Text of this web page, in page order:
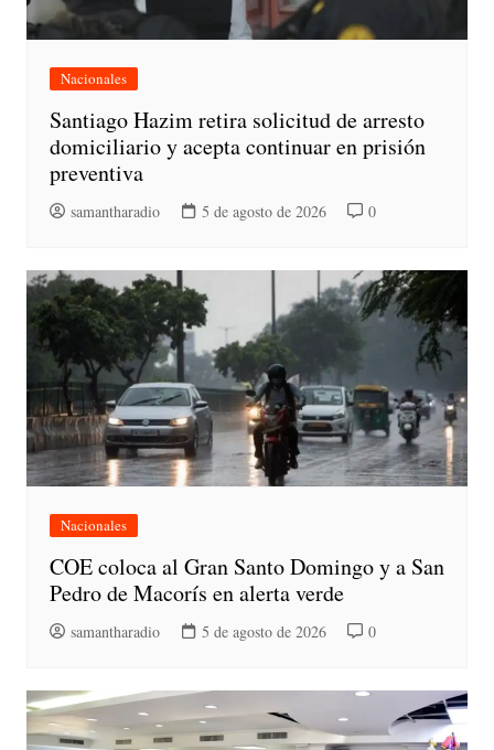
Nacionales
Santiago Hazim retira solicitud de arresto
domiciliario y acepta continuar en prisión
preventiva
samantharadio 5 de agosto de 2026 0
Nacionales
COE coloca al Gran Santo Domingo y a San
Pedro de Macorís en alerta verde
samantharadio 5 de agosto de 2026 0